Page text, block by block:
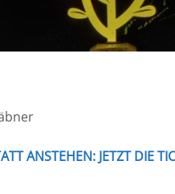
ANSTEHEN: JETZT DIE